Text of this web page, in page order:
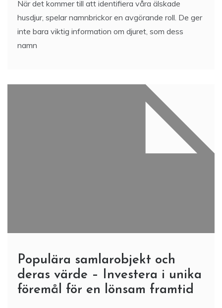
När det kommer till att identifiera våra älskade
husdjur, spelar namnbrickor en avgörande roll. De ger
inte bara viktig information om djuret, som dess
namn
Populära samlarobjekt och
deras värde – Investera i unika
föremål för en lönsam framtid